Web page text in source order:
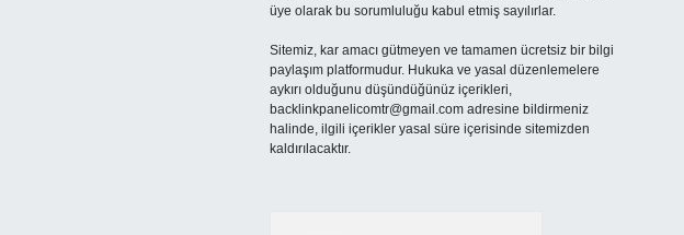
üye olarak bu sorumluluğu kabul etmiş sayılırlar.
Sitemiz, kar amacı gütmeyen ve tamamen ücretsiz bir bilgi
paylaşım platformudur. Hukuka ve yasal düzenlemelere
aykırı olduğunu düşündüğünüz içerikleri,
backlinkpanelicomtr@gmail.comadresine bildirmeniz
halinde, ilgili içerikler yasal süre içerisinde sitemizden
kaldırılacaktır.